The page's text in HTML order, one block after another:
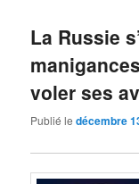
La Russie
voler ses
Publié ledécembre